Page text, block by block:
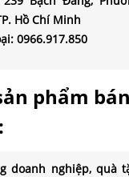
Hồ Chí Minh
0966.917.850
phẩm
doanh nghiệp, quà